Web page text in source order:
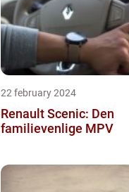
22 february 2024
Renault Scenic: Den
familievenlige MPV